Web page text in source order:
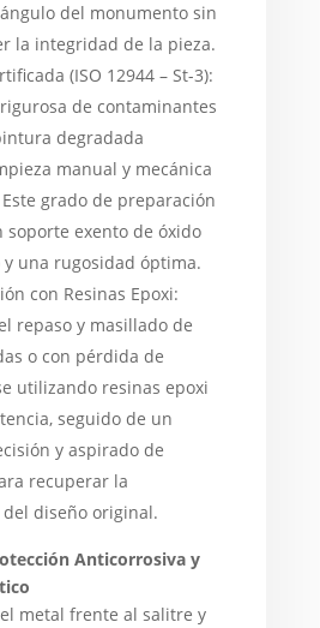
del monumento sin
la integridad de la pieza.
(ISO 12944 – St-3):
de contaminantes
degradada
manual y mecánica
grado de preparación
soporte exento de óxido
una rugosidad óptima.
con Resinas Epoxi:
repaso y masillado de
o con pérdida de
utilizando resinas epoxi
seguido de un
y aspirado de
recuperar la
diseño original.
Anticorrosiva y
metal frente al salitre y